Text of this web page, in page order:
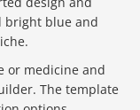
bright blue and
or medicine and
The template